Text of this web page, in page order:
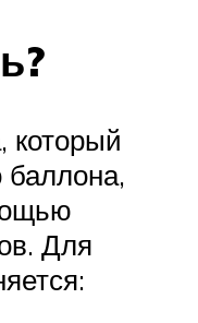
который
баллона,
Для